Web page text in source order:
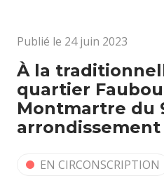
Publié le 24 juin 2023
À la
quartier
Montmartre du
arrondissement
EN CIRCONSCRIPTION